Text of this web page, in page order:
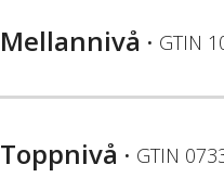
Mellannivå • GTIN
Toppnivå • GTIN